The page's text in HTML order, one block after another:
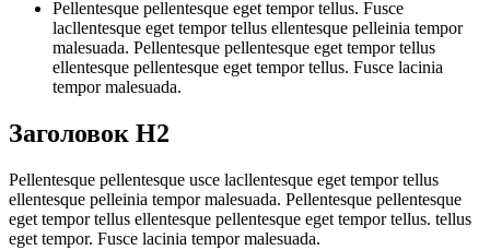
Pellentesque pellentesque eget tempor tellus. Fusce
lacllentesque eget tempor tellus ellentesque pelleinia tempor
malesuada. Pellentesque pellentesque eget tempor tellus
ellentesque pellentesque eget tempor tellus. Fusce lacinia
tempor malesuada.
Заголовок H2
Pellentesque pellentesque usce lacllentesque eget tempor tellus
ellentesque pelleinia tempor malesuada. Pellentesque pellentesque
eget tempor tellus ellentesque pellentesque eget tempor tellus. tellus
eget tempor. Fusce lacinia tempor malesuada.